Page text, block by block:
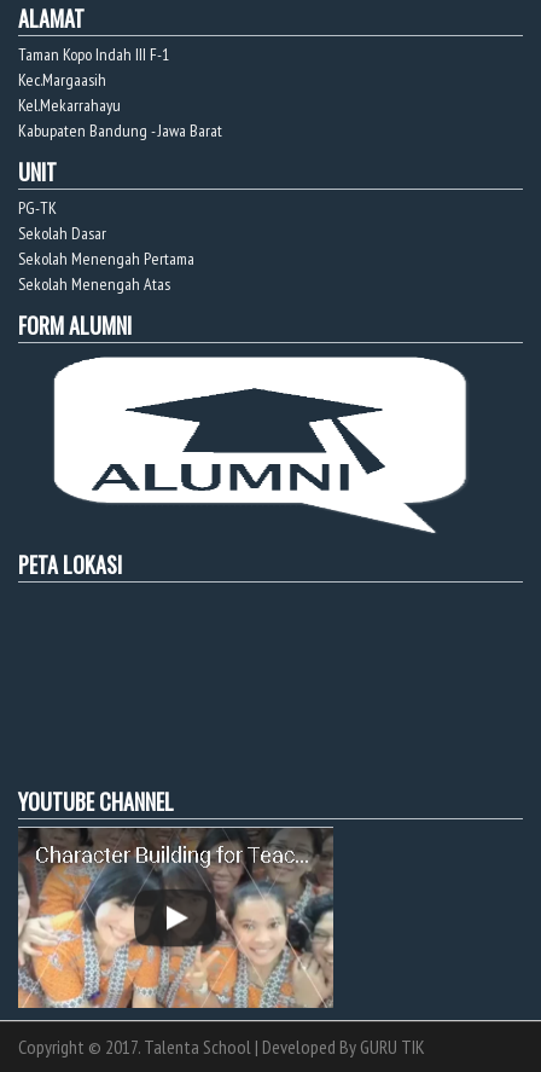
ALAMAT
Taman Kopo Indah III F-1
Kec.Margaasih
Kel.Mekarrahayu
Kabupaten Bandung - Jawa Barat
UNIT
PG-TK
Sekolah Dasar
Sekolah Menengah Pertama
Sekolah Menengah Atas
FORM ALUMNI
PETA LOKASI
YOUTUBE CHANNEL
Copyright © 2017. Talenta School | Developed By GURU TIK